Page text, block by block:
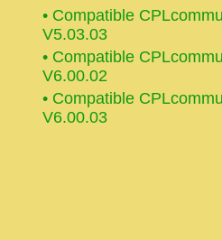
• Compatible
V5.03.03
• Compatible
V6.00.02
• Compatible
V6.00.03